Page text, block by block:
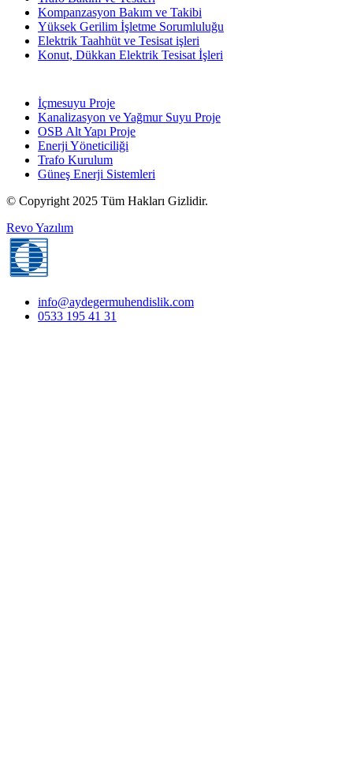
Kompanzasyon Bakım ve Takibi
Yüksek Gerilim İşletme Sorumluluğu
Elektrik Taahhüt ve Tesisat işleri
Konut, Dükkan Elektrik Tesisat İşleri
İçmesuyu Proje
Kanalizasyon ve Yağmur Suyu Proje
OSB Alt Yapı Proje
Enerji Yöneticiliği
Trafo Kurulum
Güneş Enerji Sistemleri
© Copyright 2025 Tüm Hakları Gizlidir.
Revo Yazılım
info@aydegermuhendislik.com
0533 195 41 31